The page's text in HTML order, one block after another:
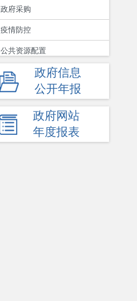
政府采购
疫情防控
公共资源配置
公益事业建设
其他主动公开内容
政府信息
公开年报
政府网站
年度报表